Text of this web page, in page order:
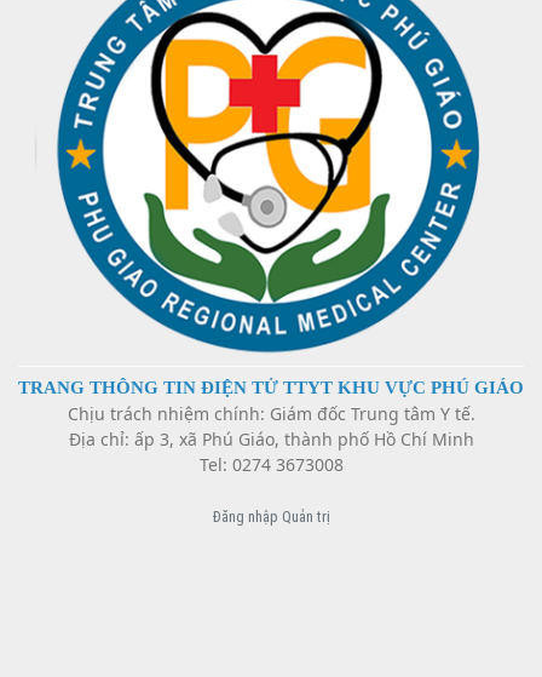
Bảng công bố danh sách cơ sở khám bệnh, chữa bệnh
đủ điều kiện hướng dẫn thực hành
Danh sách đăng ký hành nghề của TTYT Huyện Phú
Giáo
Kế hoạch hướng dẫn thực hành các chuyện khoa
Bản công bố cơ sở, khám bệnh, chữa bệnh đáp ứng
yêu cầu là cơ sở hướng dẫn thực hành
TRUNG TÂM Y TẾ HUYỆN PHÚ GIÁO
TRANG THÔNG TIN ĐIỆN TỬ TTYT KHU VỰC PHÚ GIÁO
Chịu trách nhiệm chính: Giám đốc Trung tâm Y tế.
Địa chỉ: ấp 3, xã Phú Giáo, thành phố Hồ Chí Minh
Tel: 0274 3673008
Đăng nhập Quản trị